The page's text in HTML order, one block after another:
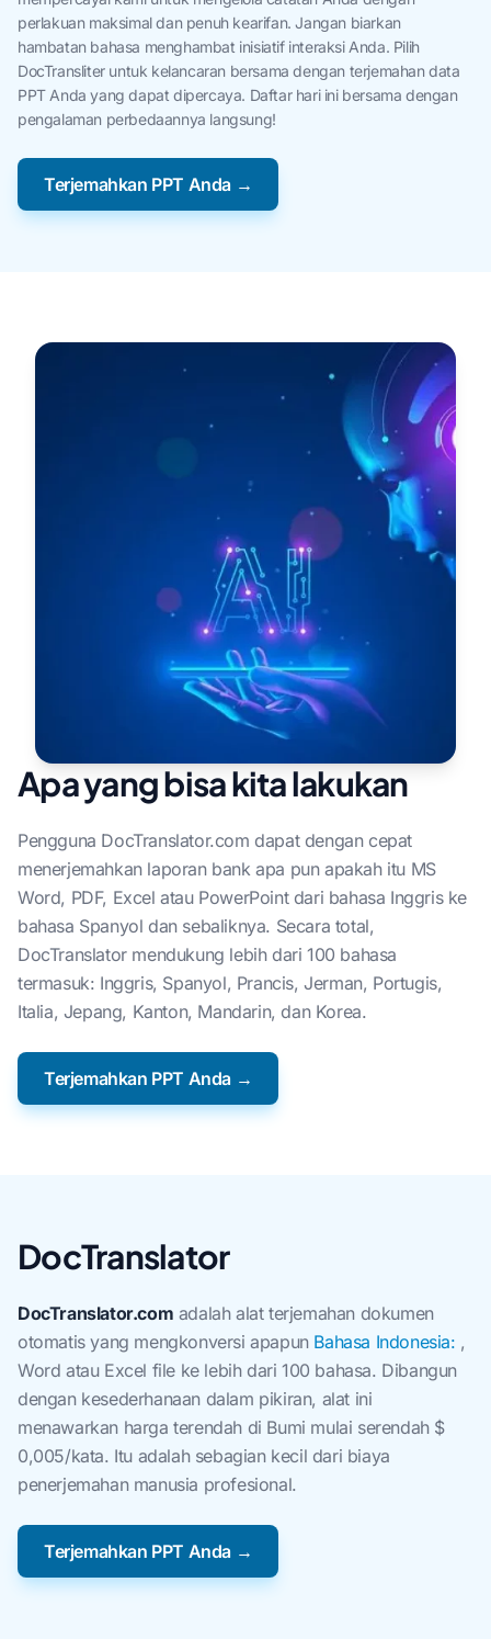
perlakuan maksimal dan penuh kearifan. Jangan biarkan
hambatan bahasa menghambat inisiatif interaksi Anda. Pilih
DocTransliter untuk kelancaran bersama dengan terjemahan data
PPT Anda yang dapat dipercaya. Daftar hari ini bersama dengan
pengalaman perbedaannya langsung!
Terjemahkan PPT Anda →
Apa yang bisa kita lakukan
Pengguna DocTranslator.com dapat dengan cepat
menerjemahkan laporan bank apa pun apakah itu MS
Word, PDF, Excel atau PowerPoint dari bahasa Inggris ke
bahasa Spanyol dan sebaliknya. Secara total,
DocTranslator mendukung lebih dari 100 bahasa
termasuk: Inggris, Spanyol, Prancis, Jerman, Portugis,
Italia, Jepang, Kanton, Mandarin, dan Korea.
Terjemahkan PPT Anda →
DocTranslator
DocTranslator.com adalah alat terjemahan dokumen
otomatis yang mengkonversi apapun Bahasa Indonesia: ,
Word atau Excel file ke lebih dari 100 bahasa. Dibangun
dengan kesederhanaan dalam pikiran, alat ini
menawarkan harga terendah di Bumi mulai serendah $
0,005/kata. Itu adalah sebagian kecil dari biaya
penerjemahan manusia profesional.
Terjemahkan PPT Anda →